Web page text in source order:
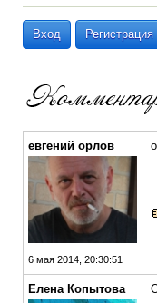
Вход Регистрация
евгений орлов
6 мая 2014, 20:30:51
Елена Копытова